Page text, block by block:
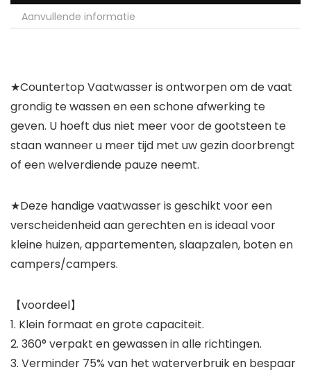
Aanvullende informatie
★Countertop Vaatwasser is ontworpen om de vaat
grondig te wassen en een schone afwerking te
geven. U hoeft dus niet meer voor de gootsteen te
staan ​​wanneer u meer tijd met uw gezin doorbrengt
of een welverdiende pauze neemt.
★Deze handige vaatwasser is geschikt voor een
verscheidenheid aan gerechten en is ideaal voor
kleine huizen, appartementen, slaapzalen, boten en
campers/campers.
【voordeel】
1. Klein formaat en grote capaciteit.
2. 360° verpakt en gewassen in alle richtingen.
3. Verminder 75% van het waterverbruik en bespaar